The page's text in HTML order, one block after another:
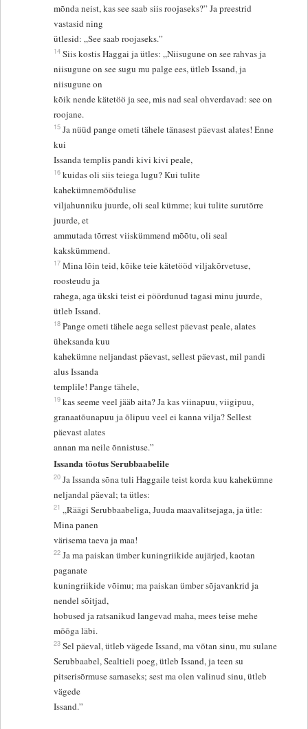
mõnda neist, kas see saab siis roojaseks?” Ja preestrid
vastasid ning
ütlesid: „See saab roojaseks.”
14 Siis kostis Haggai ja ütles: „Niisugune on see rahvas ja
niisugune on see sugu mu palge ees, ütleb Issand, ja
niisugune on
kõik nende kätetöö ja see, mis nad seal ohverdavad: see on
roojane.
15 Ja nüüd pange ometi tähele tänasest päevast alates! Enne
kui
Issanda templis pandi kivi kivi peale,
16 kuidas oli siis teiega lugu? Kui tulite
kahekümnemõõdulise
viljahunniku juurde, oli seal kümme; kui tulite surutõrre
juurde, et
ammutada tõrrest viiskümmend mõõtu, oli seal
kakskümmend.
17 Mina lõin teid, kõike teie kätetööd viljakõrvetuse,
roosteudu ja
rahega, aga ükski teist ei pöördunud tagasi minu juurde,
ütleb Issand.
18 Pange ometi tähele aega sellest päevast peale, alates
üheksanda kuu
kahekümne neljandast päevast, sellest päevast, mil pandi
alus Issanda
templile! Pange tähele,
19 kas seeme veel jääb aita? Ja kas viinapuu, viigipuu,
granaatõunapuu ja õlipuu veel ei kanna vilja? Sellest
päevast alates
annan ma neile õnnistuse.”
Issanda tõotus Serubbaabelile
20 Ja Issanda sõna tuli Haggaile teist korda kuu kahekümne
neljandal päeval; ta ütles:
21 „Räägi Serubbaabeliga, Juuda maavalitsejaga, ja ütle:
Mina panen
värisema taeva ja maa!
22 Ja ma paiskan ümber kuningriikide aujärjed, kaotan
paganate
kuningriikide võimu; ma paiskan ümber sõjavankrid ja
nendel sõitjad,
hobused ja ratsanikud langevad maha, mees teise mehe
mõõga läbi.
23 Sel päeval, ütleb vägede Issand, ma võtan sinu, mu sulane
Serubbaabel, Sealtieli poeg, ütleb Issand, ja teen su
pitserisõrmuse sarnaseks; sest ma olen valinud sinu, ütleb
vägede
Issand.”